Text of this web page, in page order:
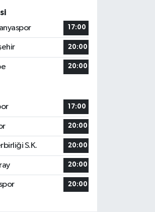
17:00
20:00
20:00
17:00
20:00
S.K. 20:00
20:00
20:00